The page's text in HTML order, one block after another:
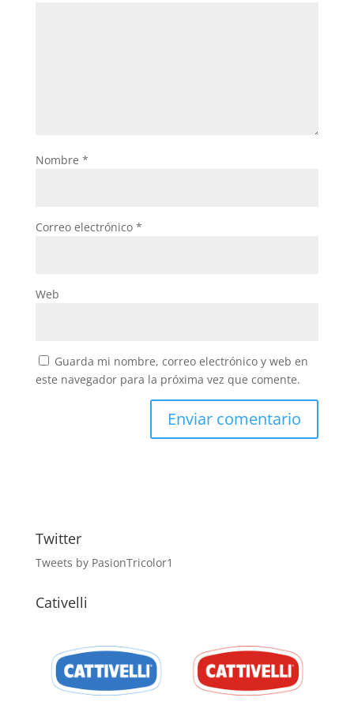
Nombre *
Correo electrónico *
Web
Guarda mi nombre, correo electrónico y web en
este navegador para la próxima vez que comente.
Twitter
Tweets by PasionTricolor1
Cativelli